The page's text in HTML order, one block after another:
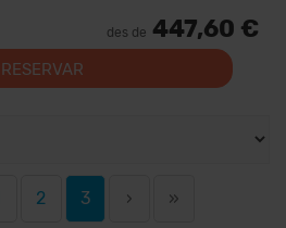
des de 447,60 €
RESERVAR
2 3 › »